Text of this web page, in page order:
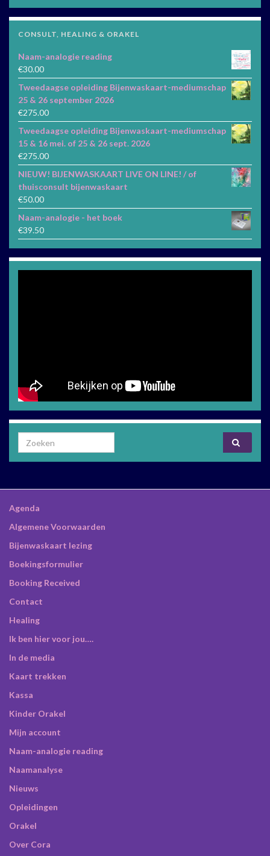
CONSULT, HEALING & ORAKEL
Naam-analogie reading
€30.00
Tweedaagse opleiding Bijenwaskaart-mediumschap
25 & 26 september 2026
€275.00
Tweedaagse opleiding Bijenwaskaart-mediumschap
15 & 16 mei. of 25 & 26 sept. 2026
€275.00
NIEUW! BIJENWASKAART LIVE ON LINE! / of
thuisconsult bijenwaskaart
€50.00
Naam-analogie - het boek
€39.50
Search for:
Agenda
Algemene Voorwaarden
Bijenwaskaart lezing
Boekingsformulier
Booking Received
Contact
Healing
Ik ben hier voor jou….
In de media
Kaart trekken
Kassa
Kinder Orakel
Mijn account
Naam-analogie reading
Naamanalyse
Nieuws
Opleidingen
Orakel
Over Cora